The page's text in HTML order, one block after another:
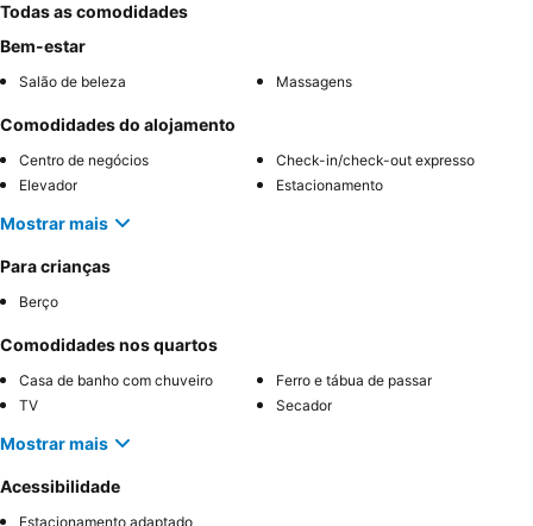
Todas as comodidades
Bem-estar
Salão de beleza Massagens
Comodidades do alojamento
Centro de negócios
Check-in/check-out expresso
Elevador
Estacionamento
Mostrar mais
Para crianças
Berço
Comodidades nos quartos
Casa de banho com chuveiro
Ferro e tábua de passar
TV
Secador
Mostrar mais
Acessibilidade
Estacionamento adaptado